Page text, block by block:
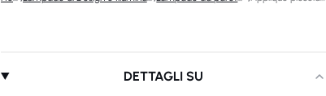
DETTAGLI SU